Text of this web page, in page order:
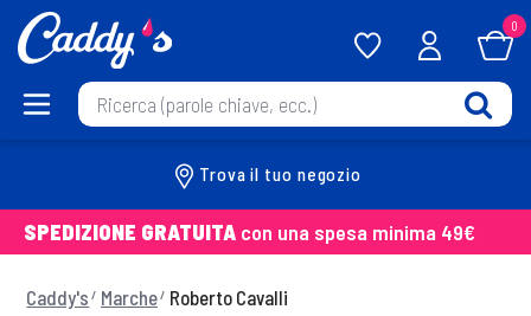
0
Trova il tuo negozio
SPEDIZIONE GRATUITA con una spesa minima 49€
Caddy's Marche Roberto Cavalli